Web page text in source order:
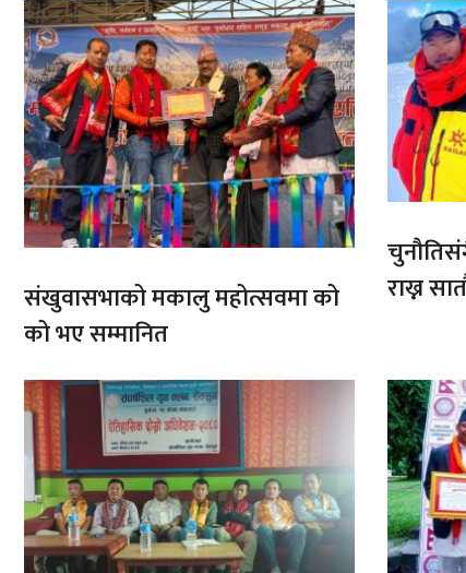
संखुवासभाको मकालु महोत्सवमा को
को भए सम्मानित
राख्न